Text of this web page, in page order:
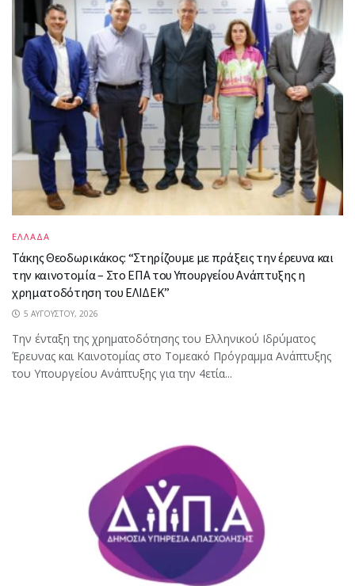
ΕΛΛΑΔΑ
Τάκης Θεοδωρικάκος: “Στηρίζουμε με πράξεις την έρευνα και
την καινοτομία – Στο ΕΠΑ του Υπουργείου Ανάπτυξης η
χρηματοδότηση του ΕΛΙΔΕΚ”
5 ΑΥΓΟΎΣΤΟΥ, 2026
Την ένταξη της χρηματοδότησης του Ελληνικού Ιδρύματος
Έρευνας και Καινοτομίας στο Tομεακό Πρόγραμμα Ανάπτυξης
του Υπουργείου Ανάπτυξης για την 4ετία...